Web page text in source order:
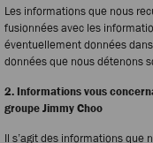
Les informations que nous
fusionnées avec les
éventuellement données
données que nous détenons
2. Informations vous
groupe Jimmy Choo
Il s’agit des informations que